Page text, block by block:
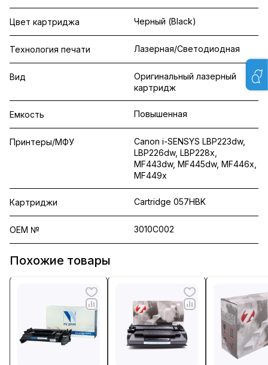
Цвет картриджа Черный (Black)
Технология печати Лазерная/Светодиодная
Вид
Оригинальный лазерный
картридж
Емкость Повышенная
Принтеры/МФУ
Canon i-SENSYS LBP223dw,
LBP226dw, LBP228x,
MF443dw, MF445dw, MF446x,
MF449x
Картриджи Cartridge 057HBK
OEM № 3010C002
Похожие товары